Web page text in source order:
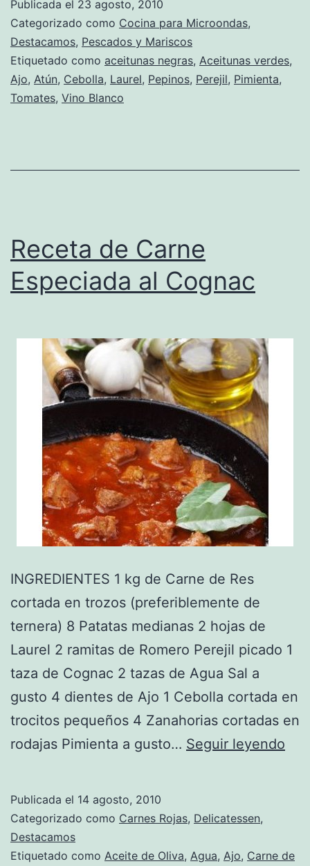
a
la
Sevillana
al
Publicada el 23 agosto, 2010
Categorizado como Cocina para Microondas,
Destacamos, Pescados y Mariscos
Etiquetado como aceitunas negras, Aceitunas verdes,
Ajo, Atún, Cebolla, Laurel, Pepinos, Perejil, Pimienta,
Tomates, Vino Blanco
Receta de Carne
Especiada al Cognac
INGREDIENTES 1 kg de Carne de Res
cortada en trozos (preferiblemente de
ternera) 8 Patatas medianas 2 hojas de
Laurel 2 ramitas de Romero Perejil picado 1
taza de Cognac 2 tazas de Agua Sal a
gusto 4 dientes de Ajo 1 Cebolla cortada en
trocitos pequeños 4 Zanahorias cortadas en
rodajas Pimienta a gusto… Seguir leyendo
Publicada el 14 agosto, 2010
Categorizado como Carnes Rojas, Delicatessen,
Destacamos
Etiquetado como Aceite de Oliva, Agua, Ajo, Carne de